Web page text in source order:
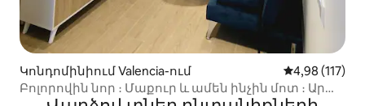
Կոնդոմինիում Valencia-ում Միջին
4,98 (117)
Բոլորովին նոր ։ Մաքուր և ամեն ինչին մոտ ։ Արագ